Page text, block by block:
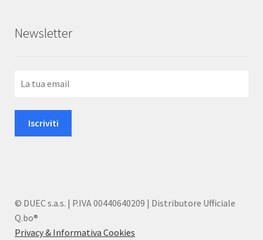
Newsletter
© DUEC s.a.s. | P.IVA 00440640209 | Distributore Ufficiale
Q.bo®
Privacy & Informativa Cookies